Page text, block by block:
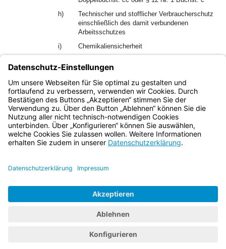
h)
Technischer und stofflicher Verbraucherschutz
einschließlich des damit verbundenen
Arbeitsschutzes
i)
Chemikaliensicherheit
4
l)
Sprengstoffrecht.
Bayern.de
BayernPortal
Impressum